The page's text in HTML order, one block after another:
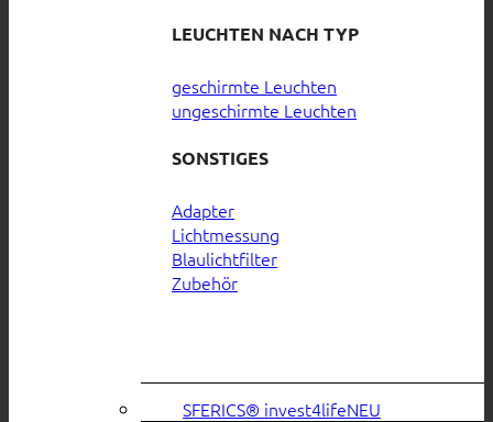
LEUCHTEN NACH TYP
geschirmte Leuchten
ungeschirmte Leuchten
SONSTIGES
Adapter
Lichtmessung
Blaulichtfilter
Zubehör
SFERICS® invest4life